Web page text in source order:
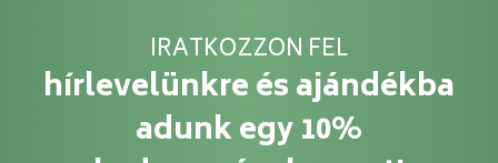
IRATKOZZON FEL
hírlevelünkre és ajándékba
adunk egy 10%